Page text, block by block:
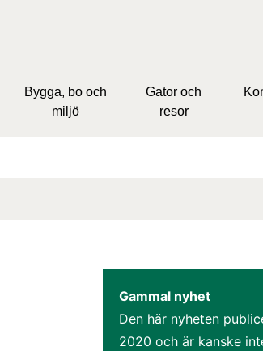
Bygga, bo och
miljö
Gator och
resor
Gammal nyhet
Den här nyheten
2020 och är kanske